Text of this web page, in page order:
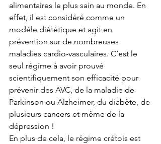
alimentaires le plus sain au monde. En
effet, il est considéré comme un
modèle diététique et agit en
prévention sur de nombreuses
maladies cardio-vasculaires. C’est le
seul régime à avoir prouvé
scientifiquement son efficacité pour
prévenir des AVC, de la maladie de
Parkinson ou Alzheimer, du diabète, de
plusieurs cancers et même de la
dépression !
En plus de cela, le régime crétois est